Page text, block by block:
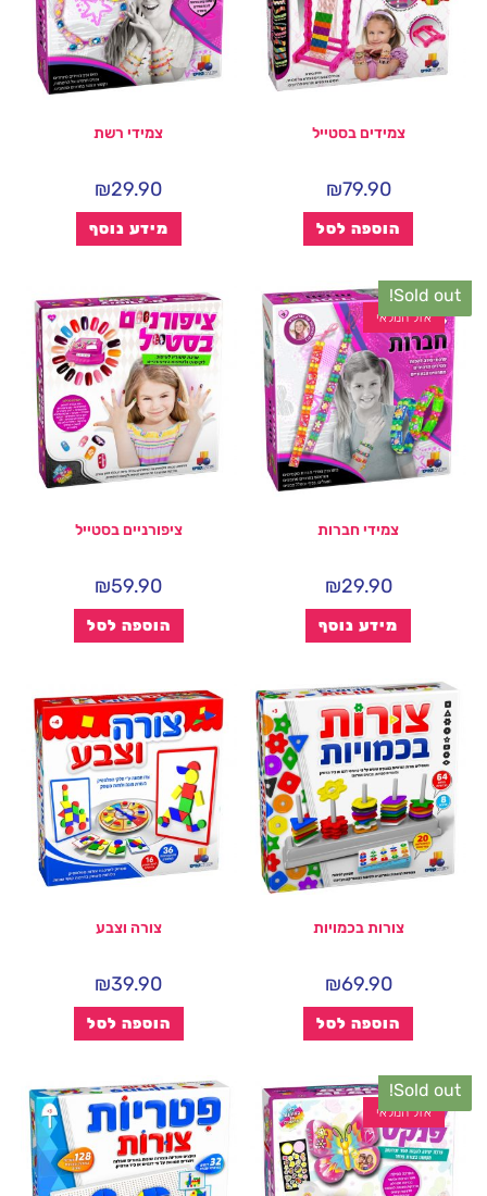
צמידים בסטייל
₪79.90
הוספה לסל
צמידי רשת
₪29.90
מידע נוסף
Sold out!
אזל המלאי
צמידי חברות
₪29.90
מידע נוסף
ציפורניים בסטייל
₪59.90
הוספה לסל
צורות בכמויות
₪69.90
הוספה לסל
צורה וצבע
₪39.90
הוספה לסל
Sold out!
אזל המלאי